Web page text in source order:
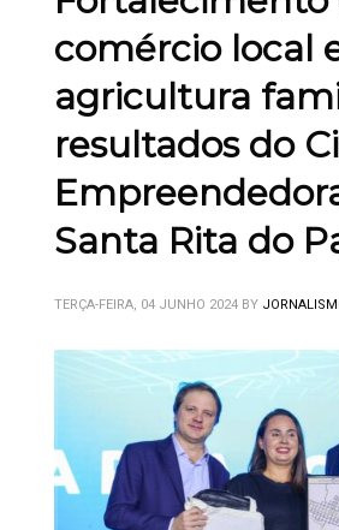
comércio local
agricultura
resultados do
Santa Rita do
TERÇA-FEIRA, 04 JUNHO 2024 BY